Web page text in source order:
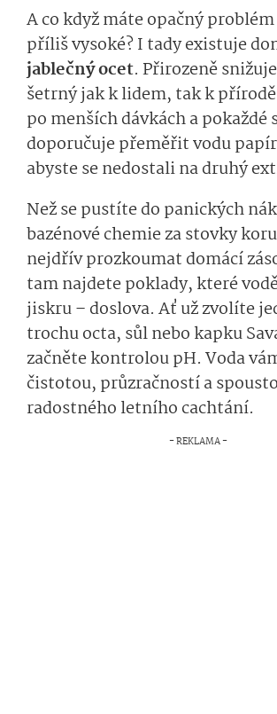
A co když máte opačný
příliš vysoké? I tady existuje
jablečný ocet. Přirozeně
šetrný jak k lidem, tak k
po menších dávkách a pokaždé
doporučuje přeměřit vodu
abyste se nedostali na druhý
Než se pustíte do panických
bazénové chemie za stovky
nejdřív prozkoumat domácí
tam najdete poklady, které
jiskru – doslova. Ať už zvolíte
trochu octa, sůl nebo kapku
začněte kontrolou pH. Voda
čistotou, průzračností a
radostného letního cachtání.